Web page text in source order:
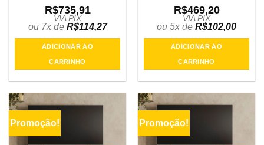
R$735,91
VIA PIX
ou 7x de R$114,27
ADICIONAR AO
CARRINHO
R$469,20
VIA PIX
ou 5x de R$102,00
ADICIONAR AO
CARRINHO
Promoção! Promoção!